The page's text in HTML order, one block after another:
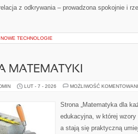
z odkrywania – prowadzona spokojnie i
NOWE TECHNOLOGIE
MATEMATYKI
LUT - 7 - 2026 MOŻLIWOŚĆ
Strona „Matematyka dla
edukacyjna, w której
a stają się praktyczną